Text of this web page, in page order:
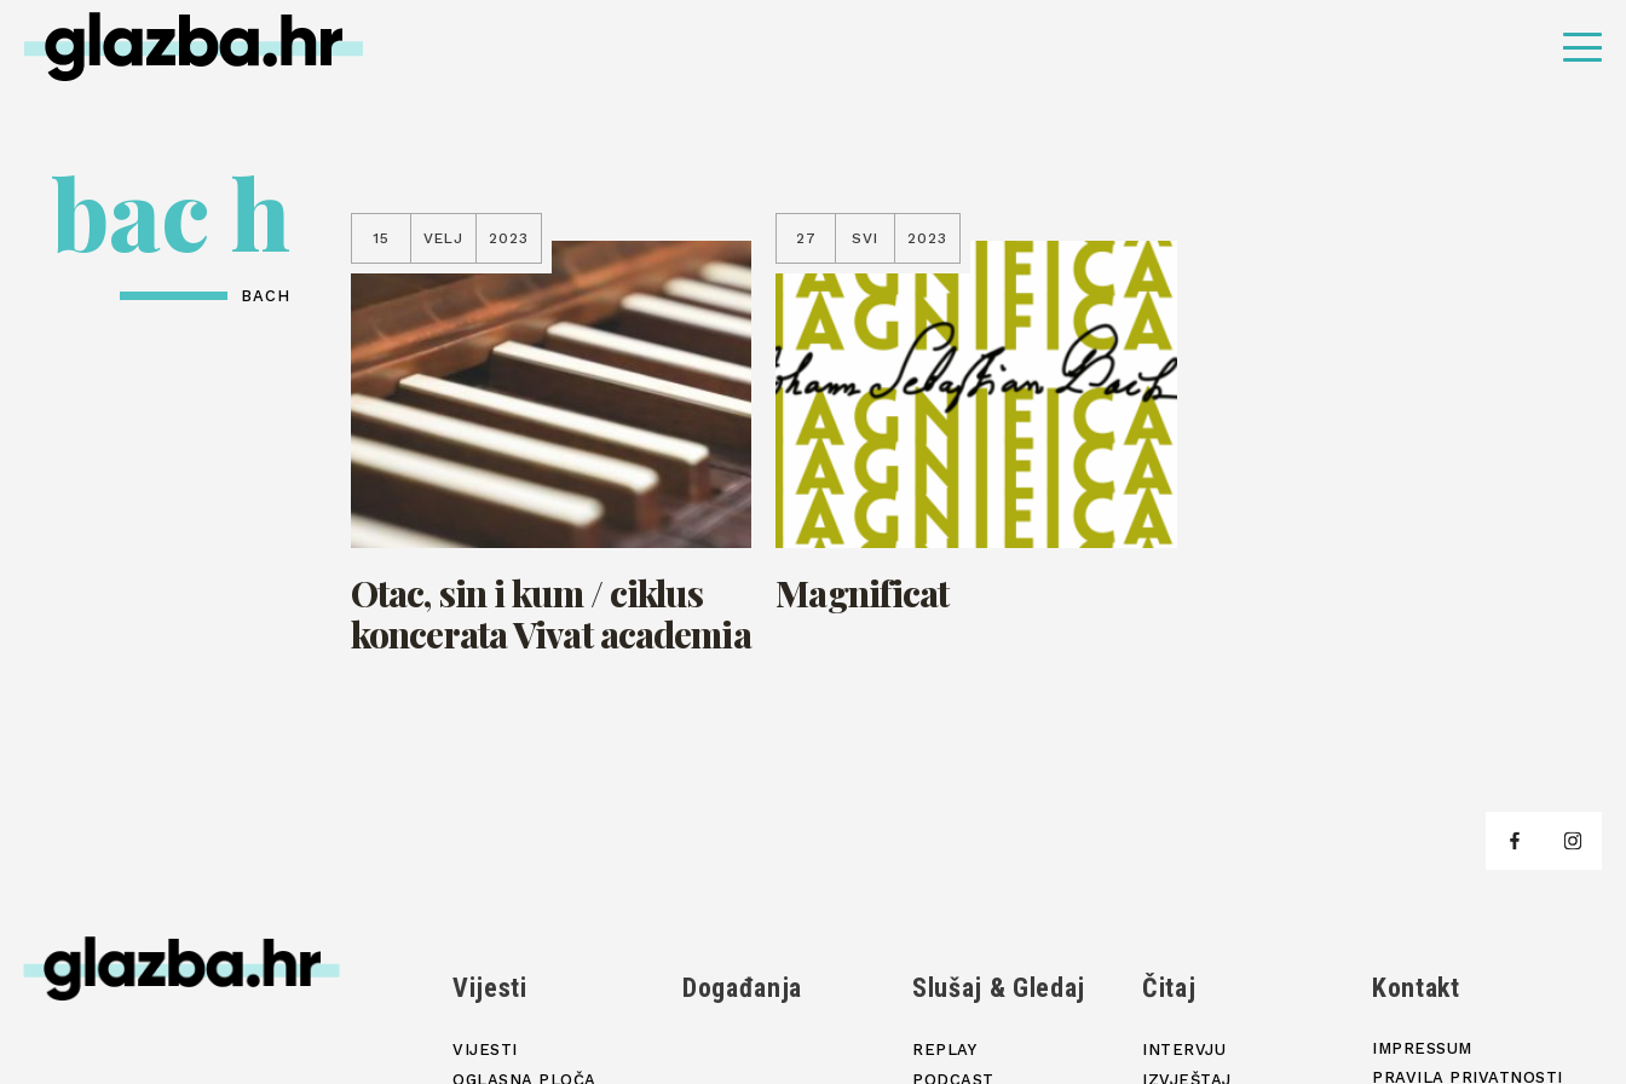
bac h
BACH
15 VELJ 2023
Otac, sin i kum / ciklus
koncerata Vivat academia
27 SVI 2023
Magnificat
Vijesti
VIJESTI
OGLASNA PLOČA
Događanja Slušaj & Gledaj
REPLAY
PODCAST
Čitaj
INTERVJU
IZVJEŠTAJ
Kontakt
IMPRESSUM
PRAVILA PRIVATNOSTI